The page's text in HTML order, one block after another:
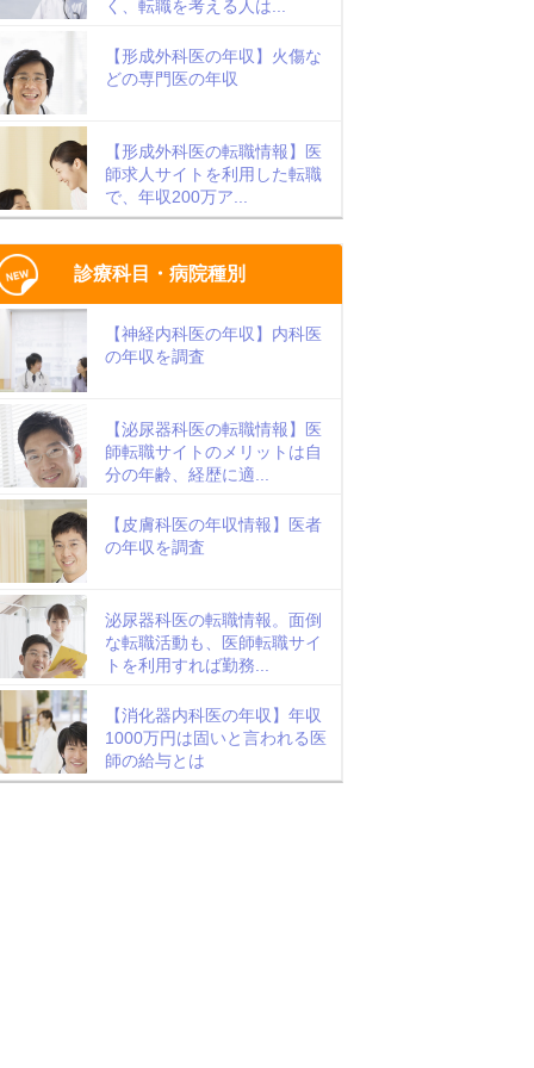
く、転職を考える人は...
【形成外科医の年収】火傷な
どの専門医の年収
【形成外科医の転職情報】医
師求人サイトを利用した転職
で、年収200万ア...
診療科目・病院種別
【神経内科医の年収】内科医
の年収を調査
【泌尿器科医の転職情報】医
師転職サイトのメリットは自
分の年齢、経歴に適...
【皮膚科医の年収情報】医者
の年収を調査
泌尿器科医の転職情報。面倒
な転職活動も、医師転職サイ
トを利用すれば勤務...
【消化器内科医の年収】年収
1000万円は固いと言われる医
師の給与とは